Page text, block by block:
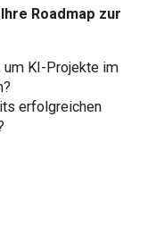
Roadmap zur
um KI-Projekte im
erfolgreichen